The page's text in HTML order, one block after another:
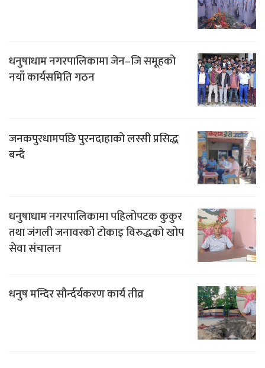
धनुषाधाम नगरपालिकामा जेन–जि समूहको
नयाँ कार्यसमिति गठन
जनकपुरधामपछि पुरनदाहाको लस्सी प्रसिद्ध
बन्दै
धनुषाधाम नगरपालिकामा पहिलोपटक कुकुर
तथा जंगली जनावरको टोकाइ विरुद्धको खोप
सेवा संचालन
धनुष मन्दिर सौर्न्दर्यकरण कार्य तीव्र